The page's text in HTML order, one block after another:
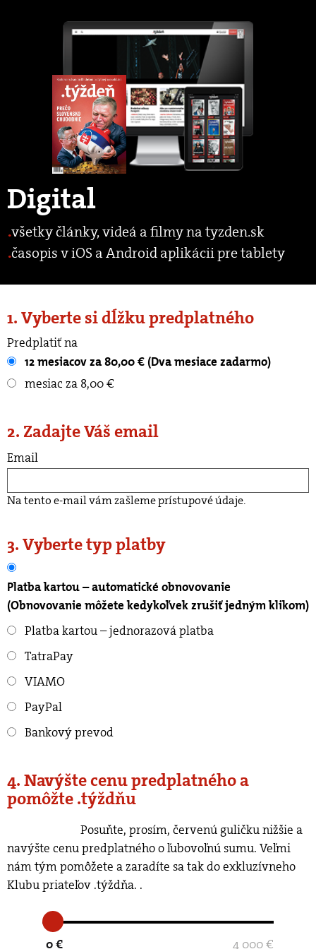
Digital
všetky články, videá a filmy na tyzden.sk
časopis v iOS a Android aplikácii pre tablety
1. Vyberte si dĺžku predplatného
Predplatiť na
12 mesiacov za 80,00 € (Dva mesiace zadarmo)
mesiac za 8,00 €
2. Zadajte Váš email
Email
Na tento e-mail vám zašleme prístupové údaje.
3. Vyberte typ platby
Platba kartou – automatické obnovovanie
(Obnovovanie môžete kedykoľvek zrušiť jedným klikom)
Platba kartou – jednorazová platba
TatraPay
VIAMO
PayPal
Bankový prevod
4. Navýšte cenu predplatného a
pomôžte .týždňu
navýšte cenu predplatného o ľubovoľnú sumu. Veľmi
nám tým pomôžete a zaradíte sa tak do exkluzívneho
Klubu priateľov .týždňa. .
0 € 4 000 €